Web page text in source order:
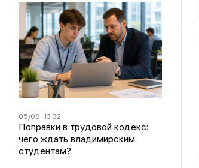
05/08 13:32
Поправки в трудовой кодекс:
чего ждать владимирским
студентам?